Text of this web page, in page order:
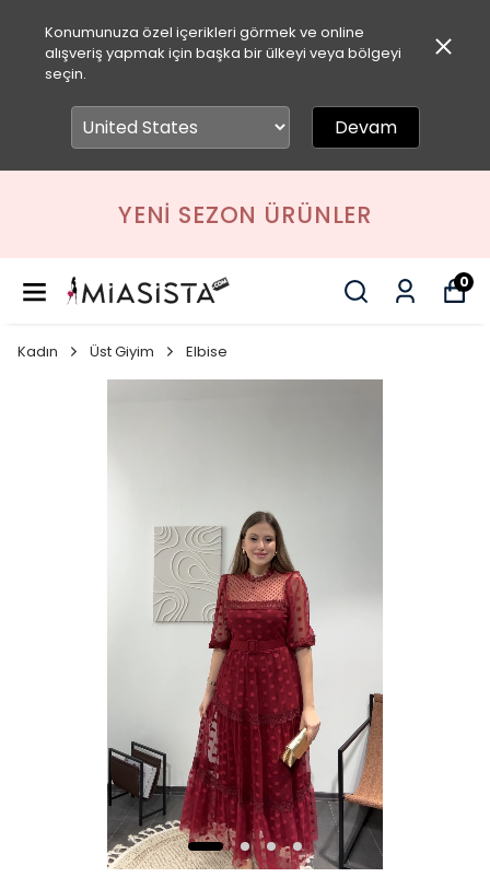
Konumunuza özel içerikleri görmek ve online
alışveriş yapmak için başka bir ülkeyi veya bölgeyi
seçin.
Devam
YENI SEZON ÜRÜNLER
0
Kadın Üst Giyim Elbise